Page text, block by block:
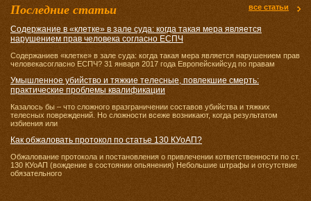
Последние статьи все статьи
Содержание в «клетке» в зале суда: когда такая мера является
нарушением прав человека согласно ЕСПЧ
Содержаниев «клетке» в зале суда: когда такая мера является нарушением прав
человекасогласно ЕСПЧ? 31 января 2017 года Европейскийсуд по правам
Умышленное убийство и тяжкие телесные, повлекшие смерть:
практические проблемы квалификации
Казалось бы – что сложного вразграничении составов убийства и тяжких
телесных повреждений. Но сложности всеже возникают, когда результатом
избиения или
Как обжаловать протокол по статье 130 КУоАП?
Обжалование протокола и постановления о привлечении кответственности по ст.
130 КУоАП (вождение в состоянии опьянения) Небольшие штрафы и отсутствие
обязательного